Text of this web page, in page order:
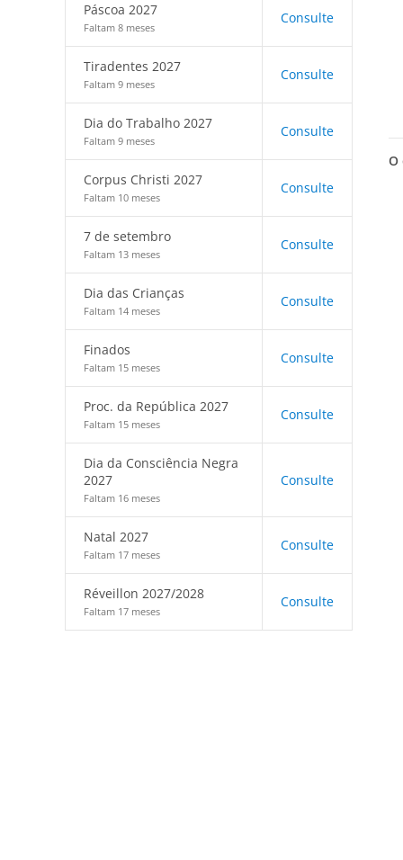
Páscoa 2027
Faltam 8 meses
Consulte
Tiradentes 2027
Faltam 9 meses
Consulte
Dia do Trabalho 2027
Faltam 9 meses
Consulte
Corpus Christi 2027
Faltam 10 meses
Consulte
7 de setembro
Faltam 13 meses
Consulte
Dia das Crianças
Faltam 14 meses
Consulte
Finados
Faltam 15 meses
Consulte
Proc. da República 2027
Faltam 15 meses
Consulte
Dia da Consciência Negra
2027
Faltam 16 meses
Consulte
Natal 2027
Faltam 17 meses
Consulte
Réveillon 2027/2028
Faltam 17 meses
Consulte
O